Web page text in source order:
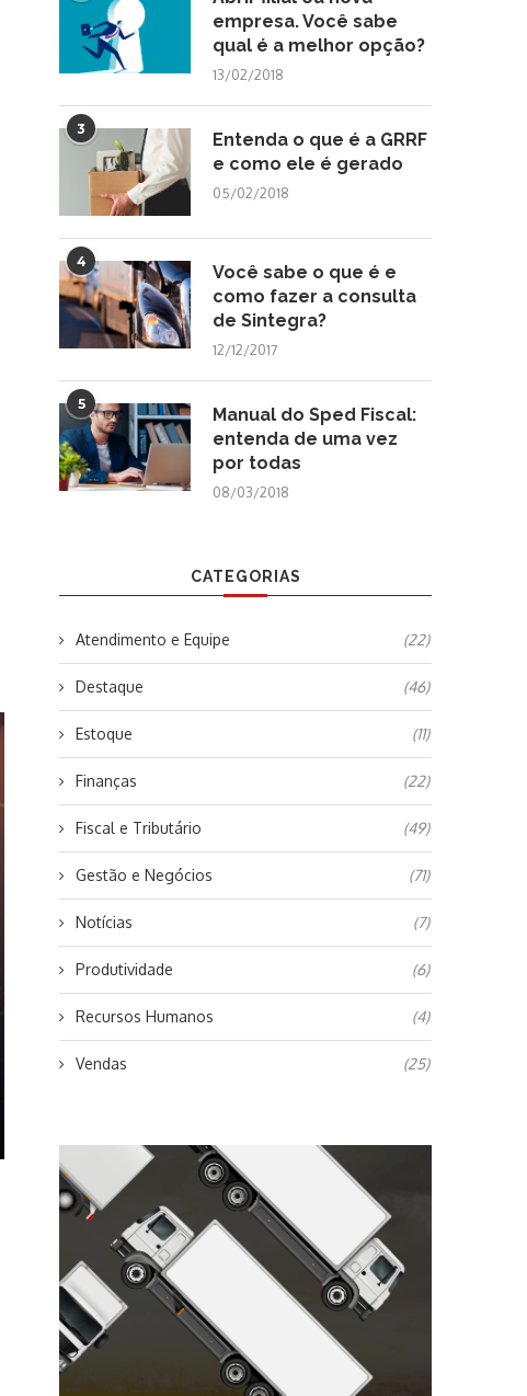
empresa. Você sabe
qual é a melhor opção?
13/02/2018
3
Entenda o que é a GRRF
e como ele é gerado
05/02/2018
4
Você sabe o que é e
como fazer a consulta
de Sintegra?
12/12/2017
5
Manual do Sped Fiscal:
entenda de uma vez
por todas
08/03/2018
CATEGORIAS
Atendimento e Equipe (22)
Destaque (46)
Estoque (11)
Finanças (22)
Fiscal e Tributário (49)
Gestão e Negócios (71)
Notícias (7)
Produtividade (6)
Recursos Humanos (4)
Vendas (25)